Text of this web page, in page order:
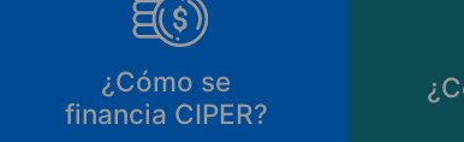
¿Cómo se
financia CIPER?